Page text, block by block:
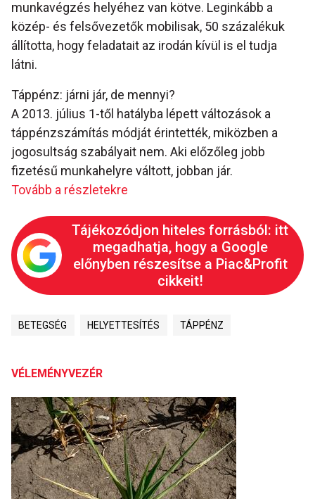
munkavégzés helyéhez van kötve. Leginkább a
közép- és felsővezetők mobilisak, 50 százalékuk
állította, hogy feladatait az irodán kívül is el tudja
látni.
Táppénz: járni jár, de mennyi?
A 2013. július 1-től hatályba lépett változások a
táppénzszámítás módját érintették, miközben a
jogosultság szabályait nem. Aki előzőleg jobb
fizetésű munkahelyre váltott, jobban jár.
Tovább a részletekre
Tájékozódjon hiteles forrásból: itt
megadhatja, hogy a Google
előnyben részesítse a Piac&Profit
cikkeit!
BETEGSÉG HELYETTESÍTÉS TÁPPÉNZ
VÉLEMÉNYVEZÉR